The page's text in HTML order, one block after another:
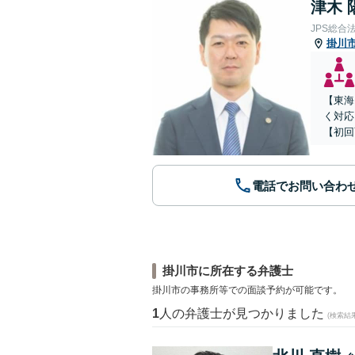
津木
JPS総合
掛川
【東
く対
【初
電話でお問い合わ
掛川市に所在する弁護士
掛川市の事務所等での面談予約が可能です。
1 人の弁護士が見つかりました (検索結